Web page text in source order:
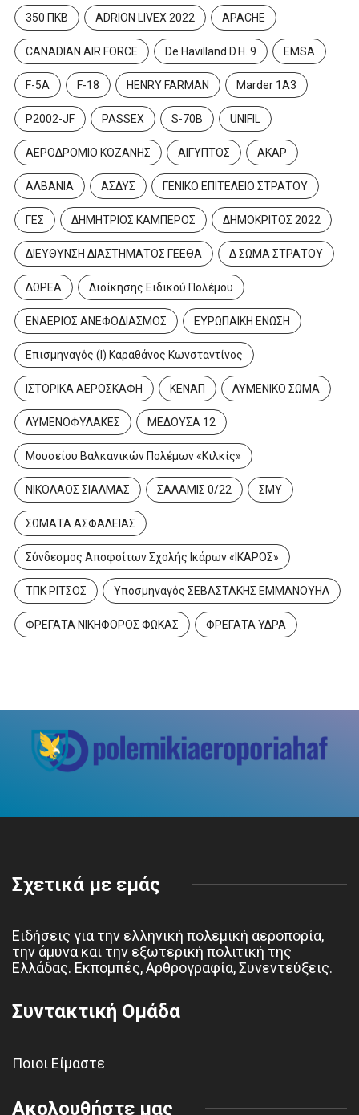
350 ΠΚΒ ADRION LIVEX 2022 APACHE
CANADIAN AIR FORCE De Havilland D.H. 9 EMSA
F-5A F-18 HENRY FARMAN Marder 1A3
P2002-JF PASSEX S-70B UNIFIL
ΑΕΡΟΔΡΟΜΙΟ ΚΟΖΑΝΗΣ ΑΙΓΥΠΤΟΣ ΑΚΑΡ
ΑΛΒΑΝΙΑ ΑΣΔΥΣ ΓΕΝΙΚΟ ΕΠΙΤΕΛΕΙΟ ΣΤΡΑΤΟΥ
ΓΕΣ ΔΗΜΗΤΡΙΟΣ ΚΑΜΠΕΡΟΣ ΔΗΜΟΚΡΙΤΟΣ 2022
ΔΙΕΥΘΥΝΣΗ ΔΙΑΣΤΗΜΑΤΟΣ ΓΕΕΘΑ Δ ΣΩΜΑ ΣΤΡΑΤΟΥ
ΔΩΡΕΑ Διοίκησης Ειδικού Πολέμου
ΕΝΑΕΡΙΟΣ ΑΝΕΦΟΔΙΑΣΜΟΣ ΕΥΡΩΠΑΙΚΗ ΕΝΩΣΗ
Επισμηναγός (Ι) Καραθάνος Κωνσταντίνος
ΙΣΤΟΡΙΚΑ ΑΕΡΟΣΚΑΦΗ ΚΕΝΑΠ ΛΥΜΕΝΙΚΟ ΣΩΜΑ
ΛΥΜΕΝΟΦΥΛΑΚΕΣ ΜΕΔΟΥΣΑ 12
Μουσείου Βαλκανικών Πολέμων «Κιλκίς»
ΝΙΚΟΛΑΟΣ ΣΙΑΛΜΑΣ ΣΑΛΑΜΙΣ 0/22 ΣΜΥ
ΣΩΜΑΤΑ ΑΣΦΑΛΕΙΑΣ
Σύνδεσμος Αποφοίτων Σχολής Ικάρων «ΙΚΑΡΟΣ»
ΤΠΚ ΡΙΤΣΟΣ Υποσμηναγός ΣΕΒΑΣΤΑΚΗΣ ΕΜΜΑΝΟΥΗΛ
ΦΡΕΓΑΤΑ ΝΙΚΗΦΟΡΟΣ ΦΩΚΑΣ ΦΡΕΓΑΤΑ ΥΔΡΑ
Σχετικά με εμάς
Ειδήσεις για την ελληνική πολεμική αεροπορία,
την άμυνα και την εξωτερική πολιτική της
Ελλάδας. Εκπομπές, Αρθρογραφία, Συνεντεύξεις.
Συντακτική Ομάδα
Ποιοι Είμαστε
Ακολουθήστε μας